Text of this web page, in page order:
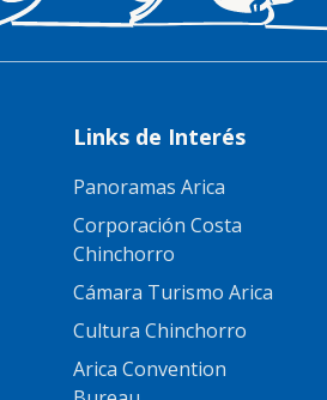
Links de Interés
Panoramas Arica
Corporación Costa
Chinchorro
Cámara Turismo Arica
Cultura Chinchorro
Arica Convention